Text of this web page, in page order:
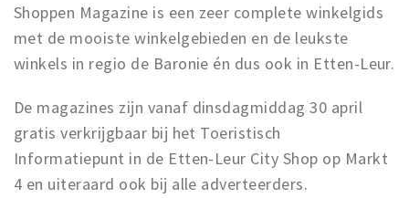
Natuurgebieden
Baroniepoorten
Sport
Andere City Apps
Inloggen
Shoppen Magazine is een zeer complete winkelgids
met de mooiste winkelgebieden en de leukste
winkels in regio de Baronie én dus ook in Etten-Leur.
De magazines zijn vanaf dinsdagmiddag 30 april
gratis verkrijgbaar bij het Toeristisch
Informatiepunt in de Etten-Leur City Shop op Markt
4 en uiteraard ook bij alle adverteerders.